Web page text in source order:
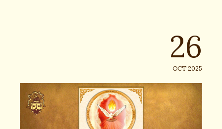
26
OCT 2025